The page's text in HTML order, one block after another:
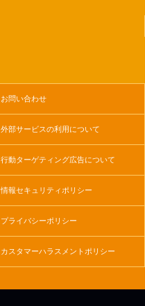
お問い合わせ
外部サービスの利用について
行動ターゲティング広告について
情報セキュリティポリシー
プライバシーポリシー
カスタマーハラスメントポリシー